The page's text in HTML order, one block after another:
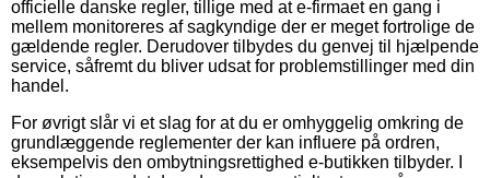
officielle danske regler, tillige med at e-firmaet en gang i
mellem monitoreres af sagkyndige der er meget fortrolige de
gældende regler. Derudover tilbydes du genvej til hjælpende
service, såfremt du bliver udsat for problemstillinger med din
handel.
For øvrigt slår vi et slag for at du er omhyggelig omkring de
grundlæggende reglementer der kan influere på ordren,
eksempelvis den ombytningsrettighed e-butikken tilbyder. I